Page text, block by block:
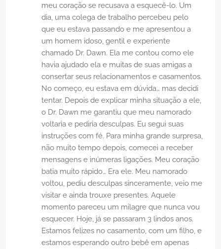
meu coração se recusava a esquecê-lo. Um
dia, uma colega de trabalho percebeu pelo
que eu estava passando e me apresentou a
um homem idoso, gentil e experiente
chamado Dr. Dawn. Ela me contou como ele
havia ajudado ela e muitas de suas amigas a
consertar seus relacionamentos e casamentos.
No começo, eu estava em dúvida… mas decidi
tentar. Depois de explicar minha situação a ele,
o Dr. Dawn me garantiu que meu namorado
voltaria e pediria desculpas. Eu segui suas
instruções com fé. Para minha grande surpresa,
não muito tempo depois, comecei a receber
mensagens e inúmeras ligações. Meu coração
batia muito rápido… Era ele. Meu namorado
voltou, pediu desculpas sinceramente, veio me
visitar e ainda trouxe presentes. Aquele
momento pareceu um milagre que nunca vou
esquecer. Hoje, já se passaram 3 lindos anos.
Estamos felizes no casamento, com um filho, e
estamos esperando outro bebê em apenas